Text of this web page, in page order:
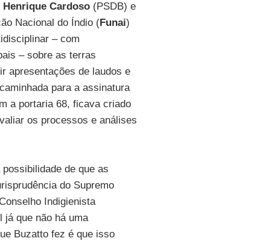
Cardoso(PSDB) e
Nacional do Índio (Funai)
– com
– sobre as terras
apresentações de laudos e
para a assinatura
a portaria 68, ficava criado
os processos e análises
de que as
do Supremo
Indigienista
que não há uma
Buzatto fez é que isso